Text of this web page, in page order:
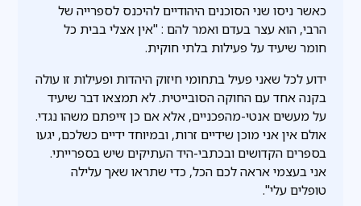
כאשר ניסו שני הסוכנים היהודיים להיכנס לספרייה של
הרבי, הוא עצר בעדם ואמר להם : "אין אצלי בבית כל
חומר שיעיד על פעילות בלתי חוקית.
ידוע לכל שאני פעיל בתחומי חיזוק היהדות ופעילות זו עולה
בקנה אחד עם החוקה הסובייטית. לא תמצאו דבר שיעיד
על מעשים אנטי-מהפכניים, אלא אם כן זייפתם משהו נגדי.
אולם אין אני מוכן שידיים זרות, ובמיוחד ידיים כשלכם, יגעו
בספרים הקדושים ובכתבי-היד העתיקים שיש בספרייתי.
אני בעצמי אראה לכם הכל, כדי שתראו שאך עלילה
טופלים עלי".